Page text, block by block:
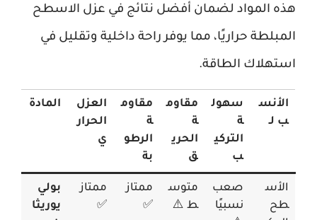
هذه المواد لضمان أفضل نتائج في عزل الاسطح
المبلطة حراريًا، مما يوفر راحة داخلية وتقليل في
استهلاك الطاقة.
الأنس
ب لـ
سهول
ة
التركي
ب
مقاوم
ة
الحري
ق
مقاوم
ة
الرطو
بة
العزل
الحرار
ي
المادة
الأس
طح
صعب
نسبيًا
متوس
ط ⚠️
ممتاز
✅
ممتاز
✅
بولي
يوريثا